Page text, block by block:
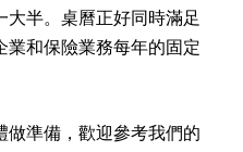
半。桌曆正好同時滿足
業和保險業務每年的固定
做準備，歡迎參考我們的